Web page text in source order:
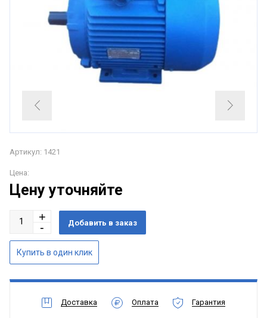
Артикул: 1421
Цена:
Цену уточняйте
Доставка Оплата Гарантия